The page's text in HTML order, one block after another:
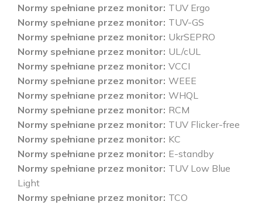
Normy spełniane przez monitor TUV Ergo
Normy spełniane przez monitor TUV-GS
Normy spełniane przez monitor UkrSEPRO
Normy spełniane przez monitor UL/cUL
Normy spełniane przez monitor VCCI
Normy spełniane przez monitor WEEE
Normy spełniane przez monitor WHQL
Normy spełniane przez monitor RCM
Normy spełniane przez monitor TUV Flicker-free
Normy spełniane przez monitor KC
Normy spełniane przez monitor E-standby
Normy spełniane przez monitor TUV Low Blue
Light
Normy spełniane przez monitor TCO